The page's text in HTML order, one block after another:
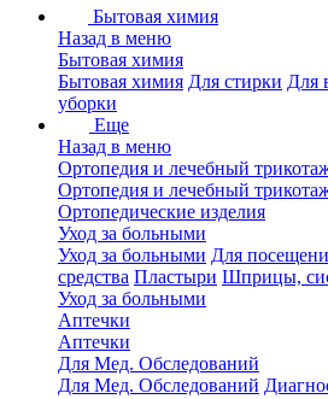
Бытовая химия
Назад в меню
Бытовая химия
Бытовая химия Для стирки Для
уборки
Еще
Назад в меню
Ортопедия и лечебный
Ортопедия и лечебный
Ортопедические изделия
Уход за больными
Уход за больными Для
средства Пластыри Шприцы,
Уход за больными
Аптечки
Аптечки
Для Мед. Обследований
Для Мед. Обследований